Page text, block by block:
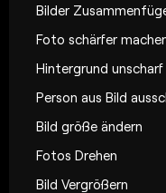
Bilder
Foto schärfer
Hintergrund unscharf
Person aus Bild
Bild größe ändern
Fotos Drehen
Bild Vergrößern